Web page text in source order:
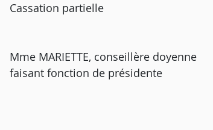
Cassation partielle
Mme MARIETTE, conseillère doyenne
faisant fonction de présidente